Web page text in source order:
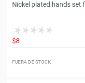
Nickel plated hands set
$8
FUERA DE STOCK